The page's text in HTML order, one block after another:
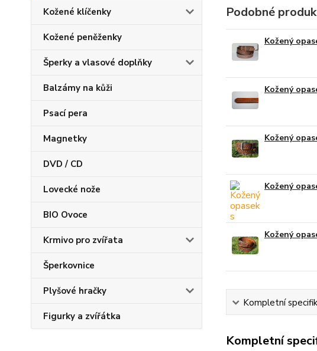
Kožené klíčenky
Kožené peněženky
Šperky a vlasové doplňky
Balzámy na kůži
Psací pera
Magnetky
DVD / CD
Lovecké nože
BIO Ovoce
Krmivo pro zvířata
Šperkovnice
Plyšové hračky
Figurky a zvířátka
Podobné
Kožený
Kožený
Kožený
Kožený
Kožený
Kompletní
Kompletní